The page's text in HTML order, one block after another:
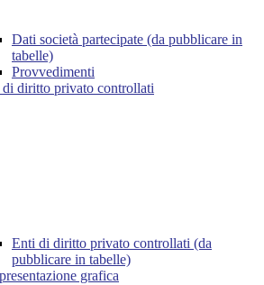
Dati società partecipate (da pubblicare in
tabelle)
Provvedimenti
diritto privato controllati
Enti di diritto privato controllati (da
pubblicare in tabelle)
grafica